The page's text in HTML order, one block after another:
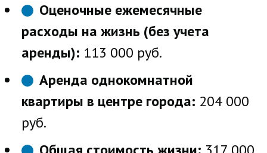
Оценочные ежемесячные
расходы на жизнь (без учета
аренды): 113 000 руб.
Аренда однокомнатной
квартиры в центре города: 204 000
руб.